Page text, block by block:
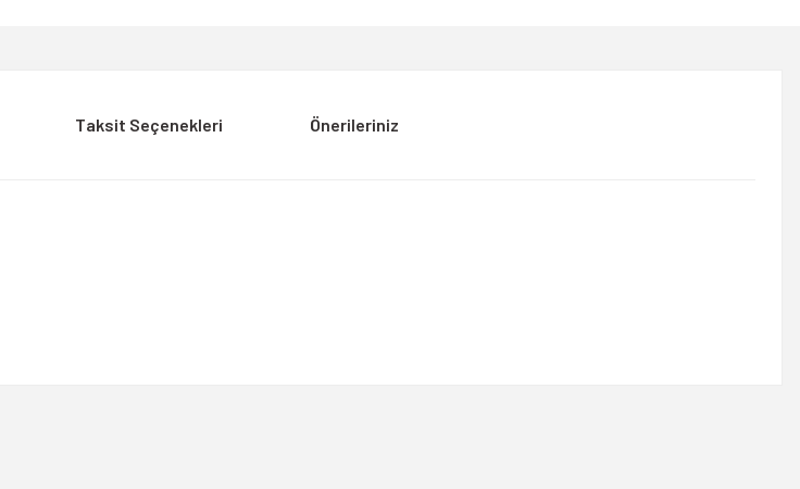
Taksit Seçenekleri Önerileriniz